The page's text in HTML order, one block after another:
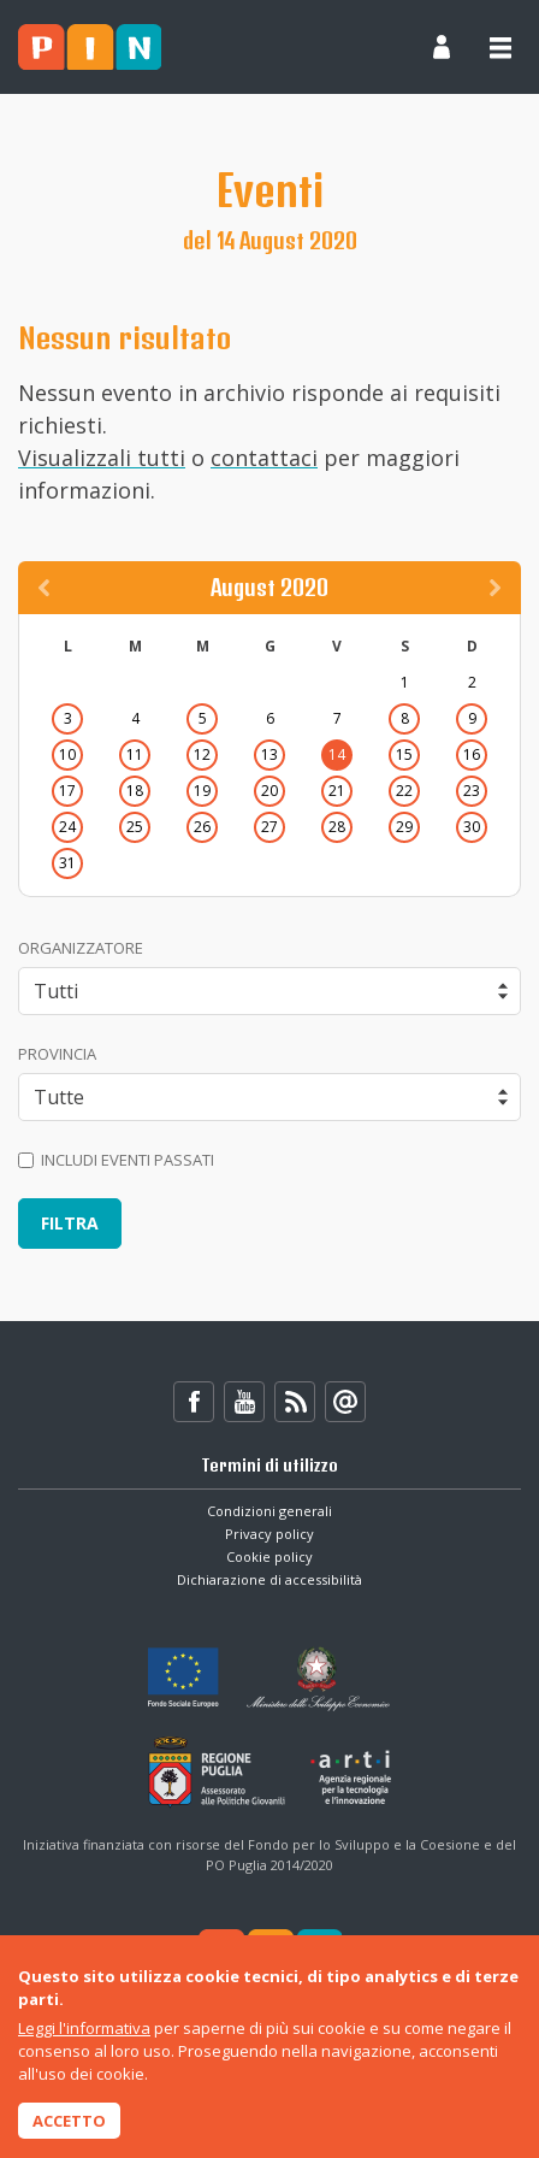
Eventi
del 14 August 2020
Nessun risultato
Nessun evento in archivio risponde ai requisiti
richiesti.
Visualizzali tutti o contattaci per maggiori
informazioni.
August 2020
L M M G V S
D
1
2
3
4 5 6 7 8
9
10
11 12 13 14 15
16
17
18 19 20 21 22
23
24
25 26 27 28 29
30
31
ORGANIZZATORE
PROVINCIA
INCLUDI EVENTI PASSATI
Termini di utilizzo
Condizioni generali
Privacy policy
Cookie policy
Dichiarazione di accessibilità
Iniziativa finanziata con risorse del Fondo per lo Sviluppo e la Coesione e del
PO Puglia 2014/2020
© 2016-22 Regione Puglia
Questo sito utilizza cookie tecnici, di tipo analytics e di terze
parti.
Leggi l'informativa per saperne di più sui cookie e su come negare il
consenso al loro uso. Proseguendo nella navigazione, acconsenti
all'uso dei cookie.
ACCETTO